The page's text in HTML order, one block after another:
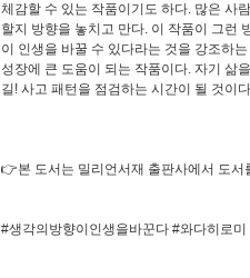
체감할 수 있는 작품이기도 하다. 많은 사
할지 방향을 놓치고 만다. 이 작품이 그런
이 인생을 바꿀 수 있다라는 것을 강조하
성장에 큰 도움이 되는 작품이다. 자기 삶
길! 사고 패턴을 점검하는 시간이 될 것이
👉본 도서는 밀리언서재 출판사에서 도
#생각의방향이인생을바꾼다 #와다히로